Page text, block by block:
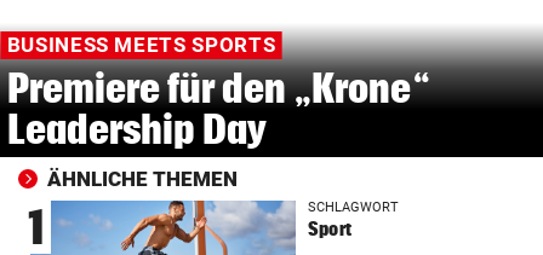
BUSINESS MEETS SPORTS
Premiere für den „Krone“
Leadership Day
ÄHNLICHE THEMEN
1 SCHLAGWORT
Sport